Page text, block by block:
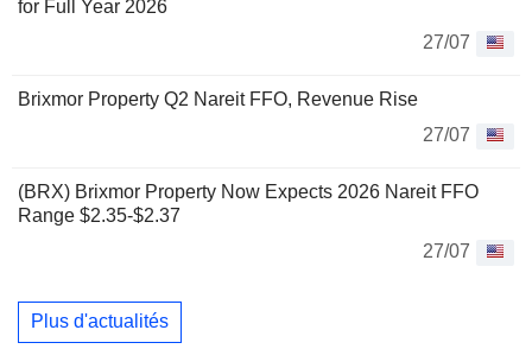
for Full Year 2026
27/07
Brixmor Property Q2 Nareit FFO, Revenue Rise
27/07
(BRX) Brixmor Property Now Expects 2026 Nareit FFO
Range $2.35-$2.37
27/07
Plus d'actualités